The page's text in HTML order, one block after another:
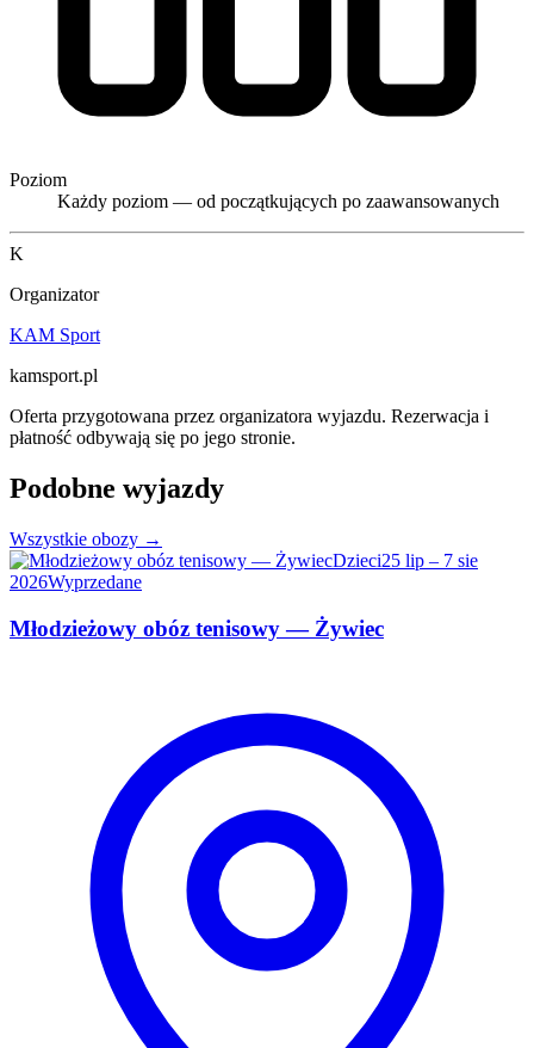
Poziom
Każdy poziom — od początkujących po zaawansowanych
K
Organizator
KAM Sport
kamsport.pl
Oferta przygotowana przez organizatora wyjazdu. Rezerwacja i
płatność odbywają się po jego stronie.
Podobne wyjazdy
Wszystkie obozy →
Dzieci25 lip – 7 sie
2026Wyprzedane
Młodzieżowy obóz tenisowy — Żywiec